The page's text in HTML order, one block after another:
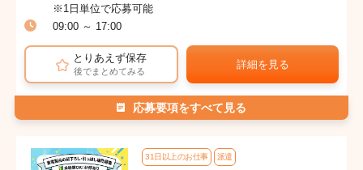
※1日単位で応募可能
09:00 ～ 17:00
とりあえず保存
後でまとめてみる
詳細を見る
応募要項をすべて見る
31日以上のお仕事 派遣